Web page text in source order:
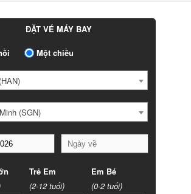
ĐẶT VÉ MÁY BAY
Một chiều
(SGN)
Trẻ Em
(2-12 tuổi)
Em Bé
(0-2 tuổi)